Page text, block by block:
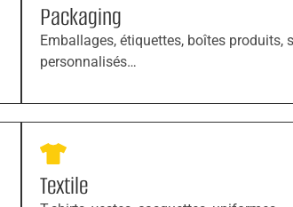
Packaging
Emballages, étiquettes, boîtes produits,
personnalisés…
Textile